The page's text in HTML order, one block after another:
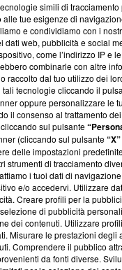
informazioni
editoriali e su
Inoltre, afferma la
with Integrity’Blasting
programma, ma ha
non ha ancora
simili di
alle tue esigenze di
e condividiamo con i
dati web, pubblicità e social
come l’indirizzo IP e
combinarle con altre
raccolto dal tuo utilizzo dei
tali tecnologie cliccando il
oppure personalizzare le
il consenso al trattamento
sul pulsante
(cliccando sul pulsante“X”
delle impostazioni
strumenti di tracciamento
i tuoi dati di
e/o accedervi. Utilizzare
Creare profili per la
di pubblicità
dei contenuti. Utilizzare
Misurare le prestazioni degli
Comprendere il pubblico
da fonti diverse.